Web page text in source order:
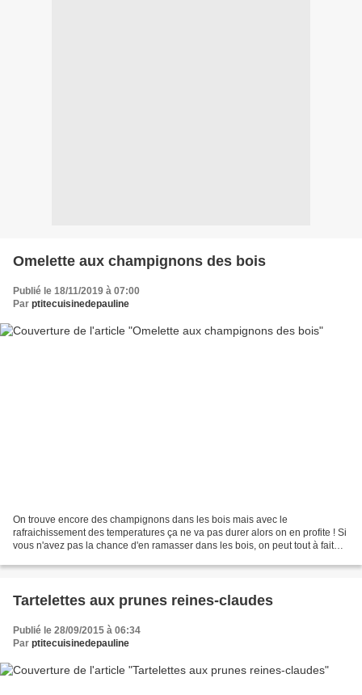
Omelette aux champignons des bois
Publié le 18/11/2019 à 07:00
Par ptitecuisinedepauline
On trouve encore des champignons dans les bois mais avec le
rafraichissement des temperatures ça ne va pas durer alors on en profite ! Si
vous n'avez pas la chance d'en ramasser dans les bois, on peut tout à fait
Tartelettes aux prunes reines-claudes
Publié le 28/09/2015 à 06:34
Par ptitecuisinedepauline